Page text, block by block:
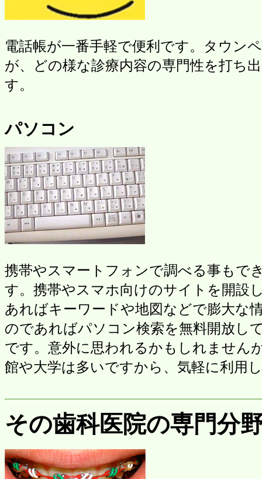
電話帳が一番手軽で便利です。タウン
が、どの様な診療内容の専門性を打ち
す。
パソコン
携帯やスマートフォンで調べる事もで
す。携帯やスマホ向けのサイトを開設
あればキーワードや地図などで膨大な
のであればパソコン検索を無料開放し
です。意外に思われるかもしれません
館や大学は多いですから、気軽に利用
その歯科医院の専門分